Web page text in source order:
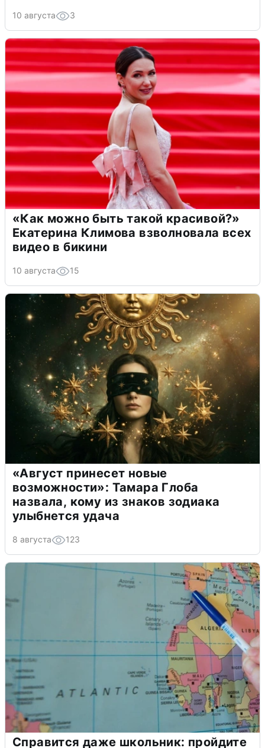
10 августа 3
«Как можно быть такой красивой?»
Екатерина Климова взволновала всех
видео в бикини
10 августа 15
«Август принесет новые
возможности»: Тамара Глоба
назвала, кому из знаков зодиака
улыбнется удача
8 августа 123
Справится даже школьник: пройдите